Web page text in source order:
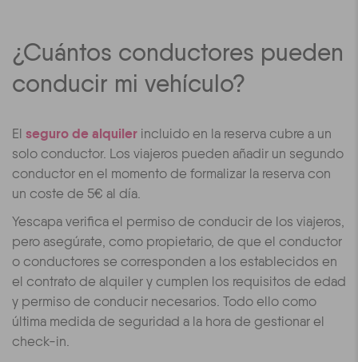
¿Cuántos conductores pueden
conducir mi vehículo?
El seguro de alquiler incluido en la reserva cubre a un
solo conductor. Los viajeros pueden añadir un segundo
conductor en el momento de formalizar la reserva con
un coste de 5€ al día.
Yescapa verifica el permiso de conducir de los viajeros,
pero asegúrate, como propietario, de que el conductor
o conductores se corresponden a los establecidos en
el contrato de alquiler y cumplen los requisitos de edad
y permiso de conducir necesarios. Todo ello como
última medida de seguridad a la hora de gestionar el
check-in.